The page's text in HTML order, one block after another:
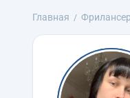
Главная